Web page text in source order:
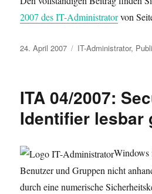
2007 des IT-Administratorvon
Veröffentlicht
24. April 2007 Kategorien
IT-Administrator,
ITA 04/2007:
Identifier lesbar
Windows
Benutzer und Gruppen nicht
durch eine numerische